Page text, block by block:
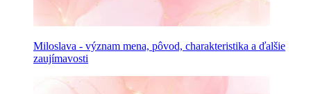
Miloslava - význam mena, pôvod, charakteristika a ďalšie
zaujímavosti